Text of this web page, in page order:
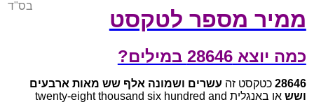
ממיר מספר לטקסט
בס"ד
כמה יוצא 28646 במילים?
28646 כטקסט זה עשרים ושמונה אלף שש מאות ארבעים
ושש
או באנגלית twenty-eight thousand six hundred and